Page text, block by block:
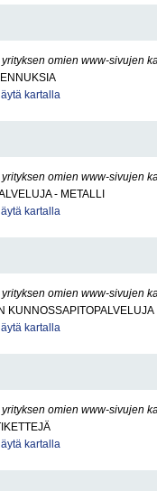
omien www-sivujen
kartalla
omien www-sivujen
- METALLI
kartalla
omien www-sivujen
KUNNOSSAPITOPALVELUJA
kartalla
omien www-sivujen
kartalla